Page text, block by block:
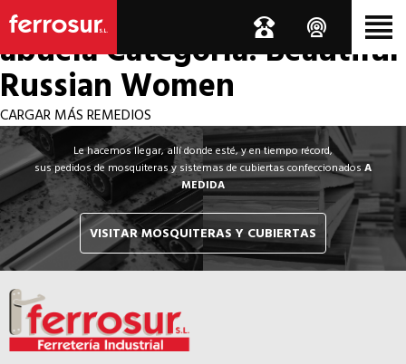
Los por si acaso de la
abuelaCategoría: Beautiful
Russian Women
CARGAR MÁS REMEDIOS
Le hacemos llegar, allí donde esté, y en tiempo récord,
sus pedidos de mosquiteras y sistemas de cubiertas confeccionadosA
MEDIDA
VISITAR MOSQUITERAS Y CUBIERTAS